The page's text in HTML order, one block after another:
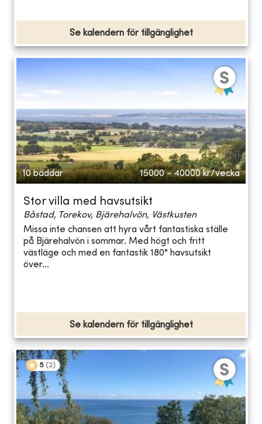
Se kalendern för tillgänglighet
10 bäddar 15000 - 40000 kr/vecka
Stor villa med havsutsikt
Båstad, Torekov, Bjärehalvön, Västkusten
Missa inte chansen att hyra vårt fantastiska ställe
på Bjärehalvön i sommar. Med högt och fritt
västläge och med en fantastik 180° havsutsikt
över...
Se kalendern för tillgänglighet
5 (2)